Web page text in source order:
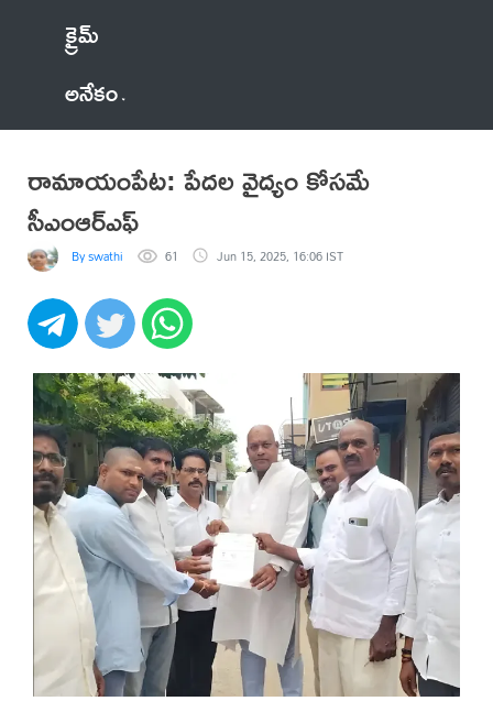
క్రైమ్
అనేకం
రామాయంపేట: పేదల వైద్యం కోసమే
సీఎంఆర్ఎఫ్
By swathi 61 Jun 15, 2025, 16:06 IST